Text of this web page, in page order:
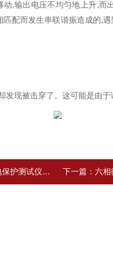
输出电压不均匀地上升,而
配而发生串联谐振造成的,
被击穿了。这可能是由于
有哪些区别? 下一篇： 六相